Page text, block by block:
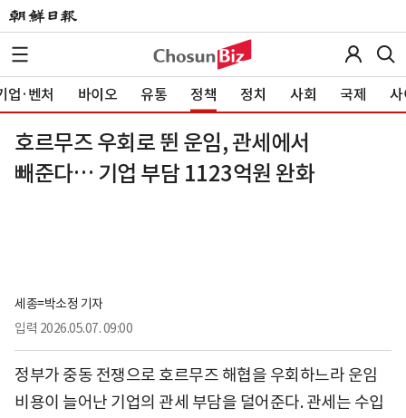
업·벤처 바이오 유통 정책 정치 사회 국제 사
호르무즈 우회로 뛴 운임, 관세에서
빼준다… 기업 부담 1123억원 완화
세종=박소정 기자
입력 2026.05.07. 09:00
정부가 중동 전쟁으로 호르무즈 해협을 우회하느라 운임
비용이 늘어난 기업의 관세 부담을 덜어준다. 관세는 수입